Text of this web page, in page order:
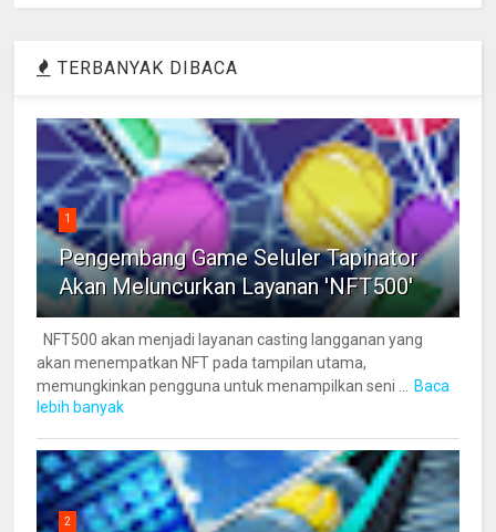
TERBANYAK DIBACA
1
Pengembang Game Seluler Tapinator
Akan Meluncurkan Layanan 'NFT500'
NFT500 akan menjadi layanan casting langganan yang
akan menempatkan NFT pada tampilan utama,
memungkinkan pengguna untuk menampilkan seni ...
Baca
lebih banyak
2